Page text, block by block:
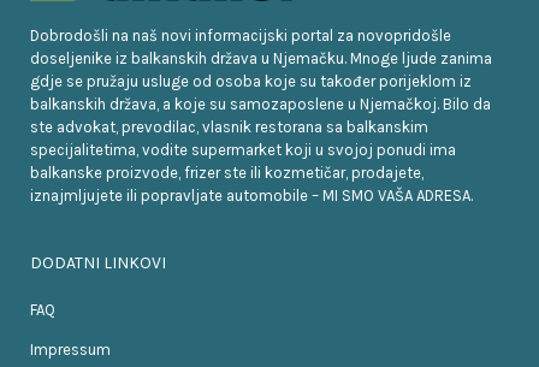
Dobrodošli na naš novi informacijski portal za novopridošle
doseljenike iz balkanskih država u Njemačku. Mnoge ljude zanima
gdje se pružaju usluge od osoba koje su također porijeklom iz
balkanskih država, a koje su samozaposlene u Njemačkoj. Bilo da
ste advokat, prevodilac, vlasnik restorana sa balkanskim
specijalitetima, vodite supermarket koji u svojoj ponudi ima
balkanske proizvode, frizer ste ili kozmetičar, prodajete,
iznajmljujete ili popravljate automobile – MI SMO VAŠA ADRESA.
DODATNI LINKOVI
FAQ
Impressum